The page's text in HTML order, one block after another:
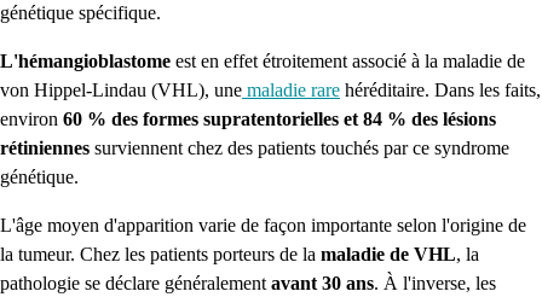
génétique spécifique.
L'hémangioblastome est en effet étroitement associé à la maladie de
von Hippel-Lindau (VHL), une maladie rare héréditaire. Dans les faits,
environ 60 % des formes supratentorielles et 84 % des lésions
rétiniennes surviennent chez des patients touchés par ce syndrome
génétique.
L'âge moyen d'apparition varie de façon importante selon l'origine de
la tumeur. Chez les patients porteurs de la maladie de VHL, la
pathologie se déclare généralement avant 30 ans. À l'inverse, les